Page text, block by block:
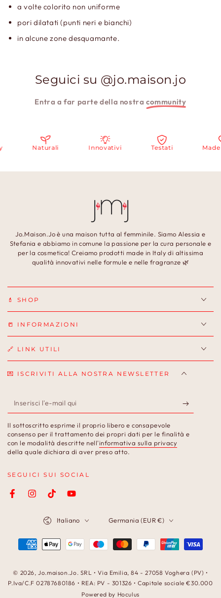
a volte colorito non uniforme
pori dilatati (punti neri e bianchi)
in alcune zone desquamante.
Seguici su @jo.maison.jo
Entra a far parte della nostracommunity
Naturali Innovativi Testati
Jo.Maison.Jo è una maison tutta al femminile. Siamo Alessia e
Stefania e abbiamo in comune la passione per la cura personale e
per la cosmetica! Creiamo prodotti made in Italy di altissima
qualità innovativi nelle formule e nelle fragranze 🌿
💄 SHOP
📒 INFORMAZIONI
🔗 LINK UTILI
💌 ISCRIVITI ALLA NOSTRA NEWSLETTER
Inserisci
l'e-
mail
qui
Il sottoscritto esprime il proprio libero e consapevole
consenso per il trattamento dei propri dati per le finalità e
con le modalità descritte nell'informativa sulla privacy
della quale dichiara di aver preso atto.
SEGUICI SUI SOCIAL
FacebookInstagramTikTokYouTube
© 2026,Jo.maison.Jo. SRL • Via Emilia, 84 - 27058 Voghera (PV) •
P.Iva/C.F 02787680186 • REA: PV - 301326 • Capitale sociale €30.000
Powered by Hoculus
Italiano
geografica
Germania (EUR €)
Modalità
pagamento